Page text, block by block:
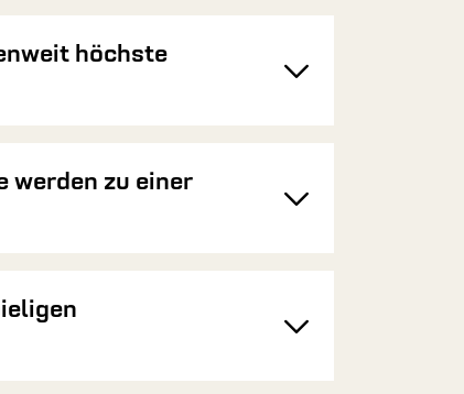
höchste
Toggle
werden zu einer
Toggle
Toggle